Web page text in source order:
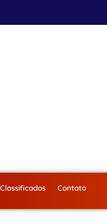
Classificados Contato